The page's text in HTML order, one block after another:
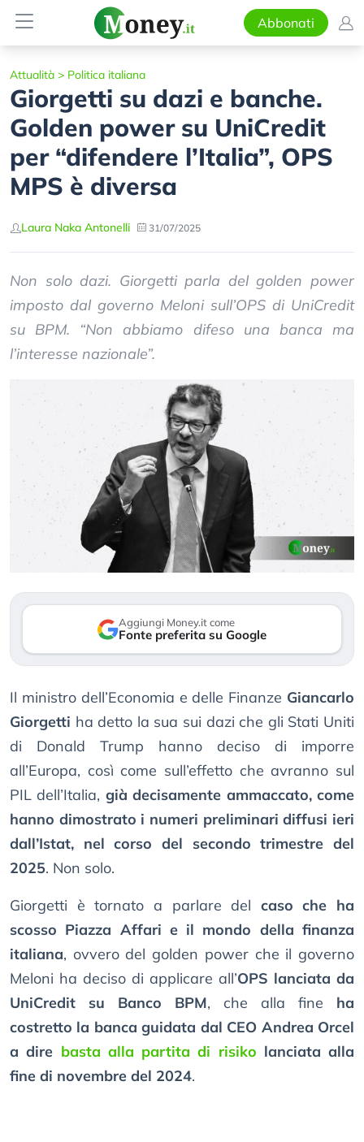
Abbonati
Attualità > Politica italiana
Giorgetti su dazi e banche.
Golden power su UniCredit
per “difendere l’Italia”, OPS
MPS è diversa
Laura Naka Antonelli 31/07/2025
Non solo dazi. Giorgetti parla del golden power
imposto dal governo Meloni sull’OPS di UniCredit
su BPM. “Non abbiamo difeso una banca ma
l’interesse nazionale”.
Aggiungi Money.it come
Fonte preferita su Google
Il ministro dell’Economia e delle Finanze Giancarlo
Giorgetti ha detto la sua sui dazi che gli Stati Uniti
di Donald Trump hanno deciso di imporre
all’Europa, così come sull’effetto che avranno sul
PIL dell’Italia, già decisamente ammaccato, come
hanno dimostrato i numeri preliminari diffusi ieri
dall’Istat, nel corso del secondo trimestre del
2025. Non solo.
Giorgetti è tornato a parlare del caso che ha
scosso Piazza Affari e il mondo della finanza
italiana, ovvero del golden power che il governo
Meloni ha deciso di applicare all’OPS lanciata da
UniCredit su Banco BPM, che alla fine ha
costretto la banca guidata dal CEO Andrea Orcel
a dire basta alla partita di risiko lanciata alla
fine di novembre del 2024.